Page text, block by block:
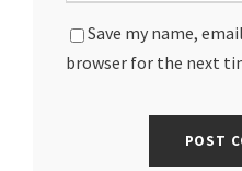
Save my name,
browser for the next